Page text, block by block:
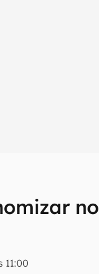
no
em primeira